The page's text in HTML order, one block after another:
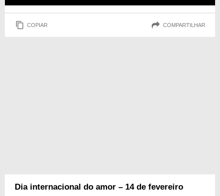
COPIAR COMPARTILHAR
Dia internacional do amor – 14 de fevereiro